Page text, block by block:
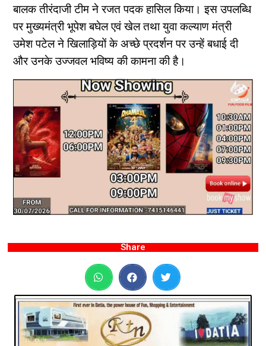
बालक तीरंदाजी टीम ने रजत पदक हासिल किया। इस उपलब्धि
पर मुख्यमंत्री भूपेश बघेल एवं खेल तथा युवा कल्याण मंत्री
उमेश पटेल ने खिलाड़ियों के अच्छे प्रदर्शन पर उन्हें बधाई दी
और उनके उज्जवल भविष्य की कामना की है।
Share